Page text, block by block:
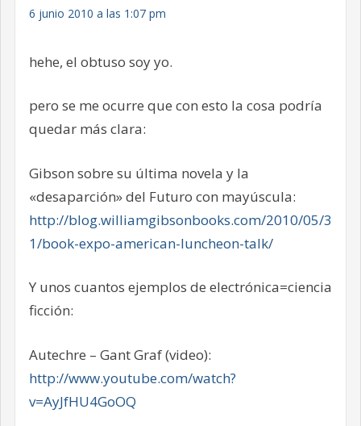
6 junio 2010 a las 1:07 pm
hehe, el obtuso soy yo.
pero se me ocurre que con esto la cosa podría
quedar más clara:
Gibson sobre su última novela y la
«desaparción» del Futuro con mayúscula:
http://blog.williamgibsonbooks.com/2010/05/3
1/book-expo-american-luncheon-talk/
Y unos cuantos ejemplos de electrónica=ciencia
ficción:
Autechre – Gant Graf (video):
http://www.youtube.com/watch?
v=AyJfHU4GoOQ